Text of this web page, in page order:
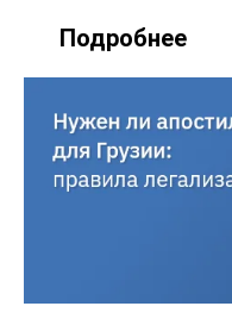
Подробнее